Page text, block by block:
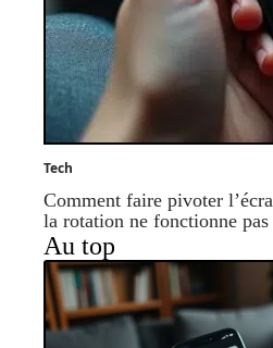
Tech
Comment faire pivoter
la rotation ne fonctionne pas
Au top